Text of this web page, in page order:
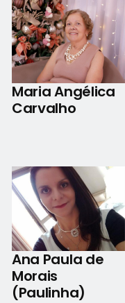
Maria Angélica
Carvalho
Ana Paula de
Morais
(Paulinha)